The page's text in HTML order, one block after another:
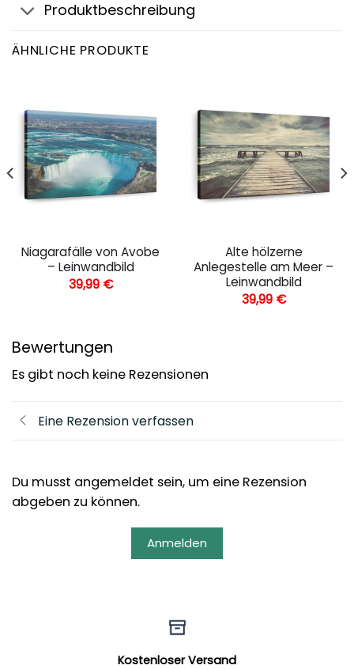
Produktbeschreibung
ÄHNLICHE PRODUKTE
Niagarafälle von Avobe
– Leinwandbild
39,99 €
Alte hölzerne
Anlegestelle am Meer –
Leinwandbild
39,99 €
Bewertungen
Es gibt noch keine Rezensionen
Eine Rezension verfassen
Du musst angemeldet sein, um eine Rezension
abgeben zu können.
Anmelden
Kostenloser Versand